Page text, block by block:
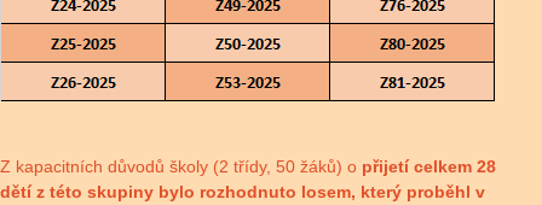
Z kapacitních důvodů školy (2 třídy, 50 žáků) o přijetí celkem 28
dětí z této skupiny bylo rozhodnuto losem, který proběhl v